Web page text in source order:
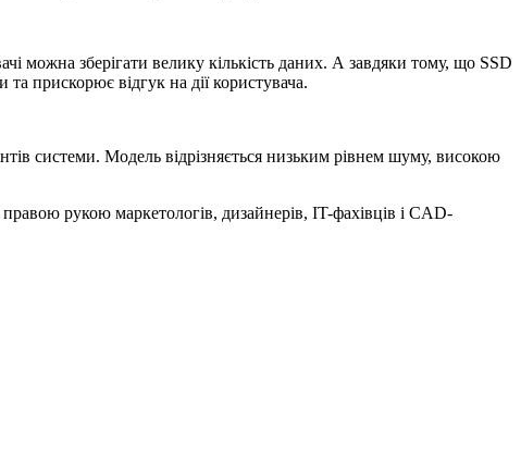
можна зберігати велику кількість даних. А завдяки тому, що SSD
прискорює відгук на дії користувача.
системи. Модель відрізняється низьким рівнем шуму, високою
рукою маркетологів, дизайнерів, IT-фахівців і CAD-